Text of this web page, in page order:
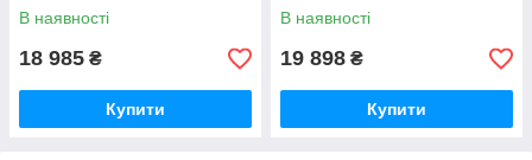
В наявності
18 985 ₴
Купити
В наявності
19 898 ₴
Купити